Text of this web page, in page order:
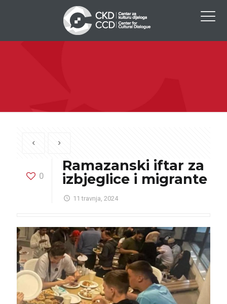
0
Ramazanski iftar za
izbjeglice i migrante
11 travnja, 2024